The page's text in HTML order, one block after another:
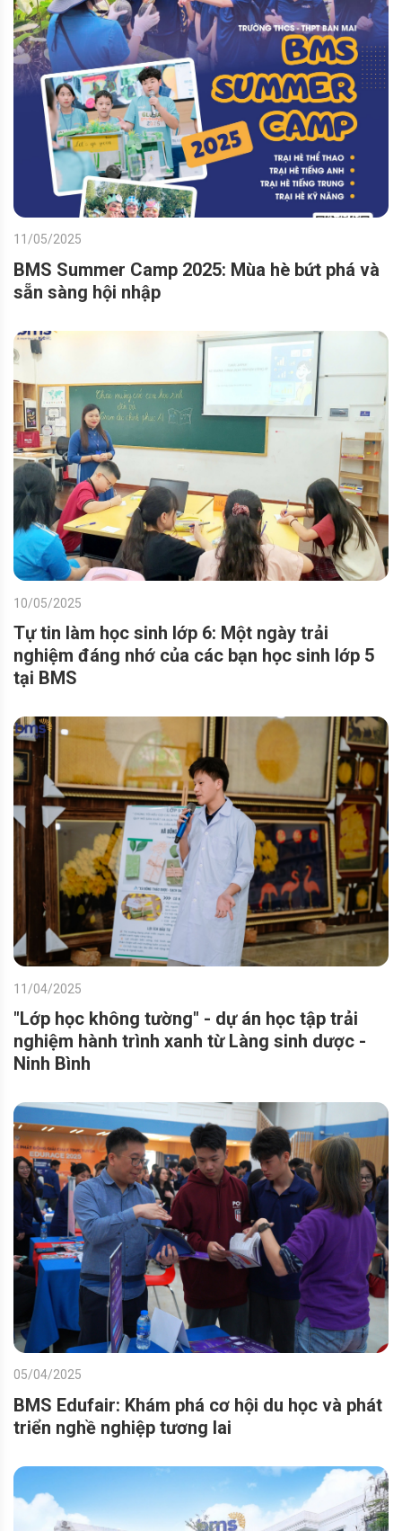
11/05/2025
BMS Summer Camp 2025: Mùa hè bứt phá và
sẵn sàng hội nhập
10/05/2025
Tự tin làm học sinh lớp 6: Một ngày trải
nghiệm đáng nhớ của các bạn học sinh lớp 5
tại BMS
11/04/2025
"Lớp học không tường" - dự án học tập trải
nghiệm hành trình xanh từ Làng sinh dược -
Ninh Bình
05/04/2025
BMS Edufair: Khám phá cơ hội du học và phát
triển nghề nghiệp tương lai